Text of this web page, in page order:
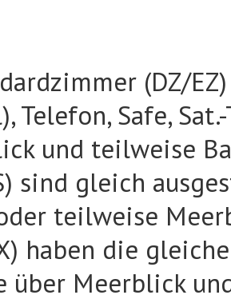
(DZ/
Telefon, Safe,
und teilweise
sind gleich
teilweise
haben die
über Meerblick